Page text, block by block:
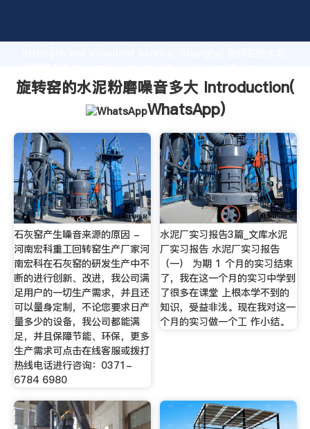
strong production capability, advanced research
values to all of customers.
旋转窑的水泥粉磨噪音多大 Introduction(
WhatsApp)
石灰窑产生噪音来源的原因 -
河南宏科重工回转窑生产厂家河
南宏科在石灰窑的研发生产中不
断的进行创新、改进，我公司满
足用户的一切生产需求，并且还
可以量身定制，不论您要求日产
量多少的设备，我公司都能满
足，并且保障节能、环保，更多
生产需求可点击在线客服或拨打
热线电话进行咨询：0371-
6784 6980
水泥厂实习报告3篇_文库水泥
厂实习报告 水泥厂实习报告
（一） 为期 1 个月的实习结束
了，我在这一个月的实习中学到
了很多在课堂 上根本学不到的
知识，受益非浅。现在我对这一
个月的实习做一个工 作小结。